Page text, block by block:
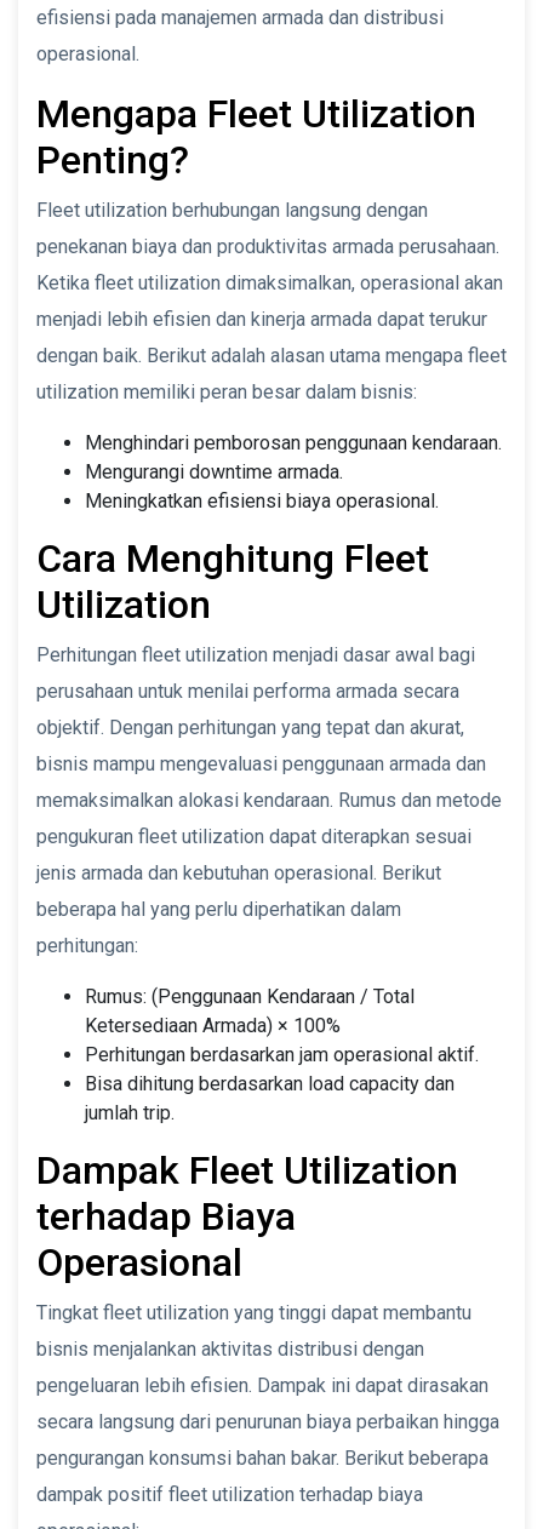
efisiensi pada manajemen armada dan distribusi
operasional.
Mengapa Fleet Utilization
Penting?
Fleet utilization berhubungan langsung dengan
penekanan biaya dan produktivitas armada perusahaan.
Ketika fleet utilization dimaksimalkan, operasional akan
menjadi lebih efisien dan kinerja armada dapat terukur
dengan baik. Berikut adalah alasan utama mengapa fleet
utilization memiliki peran besar dalam bisnis:
Menghindari pemborosan penggunaan kendaraan.
Mengurangi downtime armada.
Meningkatkan efisiensi biaya operasional.
Cara Menghitung Fleet
Utilization
Perhitungan fleet utilization menjadi dasar awal bagi
perusahaan untuk menilai performa armada secara
objektif. Dengan perhitungan yang tepat dan akurat,
bisnis mampu mengevaluasi penggunaan armada dan
memaksimalkan alokasi kendaraan. Rumus dan metode
pengukuran fleet utilization dapat diterapkan sesuai
jenis armada dan kebutuhan operasional. Berikut
beberapa hal yang perlu diperhatikan dalam
perhitungan:
Rumus: (Penggunaan Kendaraan / Total
Ketersediaan Armada) × 100%
Perhitungan berdasarkan jam operasional aktif.
Bisa dihitung berdasarkan load capacity dan
jumlah trip.
Dampak Fleet Utilization
terhadap Biaya
Operasional
Tingkat fleet utilization yang tinggi dapat membantu
bisnis menjalankan aktivitas distribusi dengan
pengeluaran lebih efisien. Dampak ini dapat dirasakan
secara langsung dari penurunan biaya perbaikan hingga
pengurangan konsumsi bahan bakar. Berikut beberapa
dampak positif fleet utilization terhadap biaya